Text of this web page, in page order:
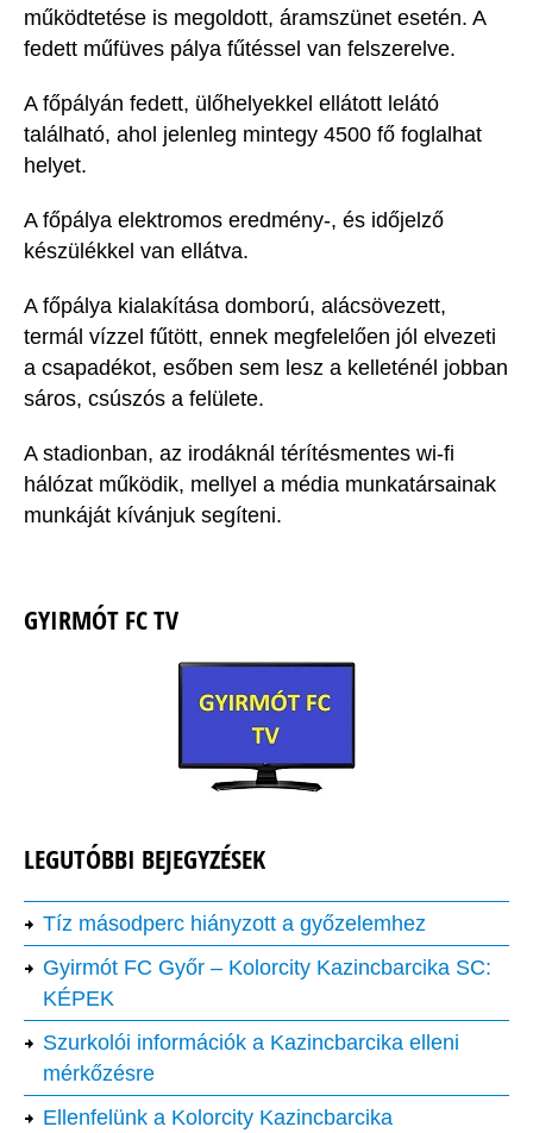
működtetése is megoldott, áramszünet esetén. A
fedett műfüves pálya fűtéssel van felszerelve.
A főpályán fedett, ülőhelyekkel ellátott lelátó
található, ahol jelenleg mintegy 4500 fő foglalhat
helyet.
A főpálya elektromos eredmény-, és időjelző
készülékkel van ellátva.
A főpálya kialakítása domború, alácsövezett,
termál vízzel fűtött, ennek megfelelően jól elvezeti
a csapadékot, esőben sem lesz a kelleténél jobban
sáros, csúszós a felülete.
A stadionban, az irodáknál térítésmentes wi-fi
hálózat működik, mellyel a média munkatársainak
munkáját kívánjuk segíteni.
GYIRMÓT FC TV
LEGUTÓBBI BEJEGYZÉSEK
Tíz másodperc hiányzott a győzelemhez
Gyirmót FC Győr – Kolorcity Kazincbarcika SC:
KÉPEK
Szurkolói információk a Kazincbarcika elleni
mérkőzésre
Ellenfelünk a Kolorcity Kazincbarcika